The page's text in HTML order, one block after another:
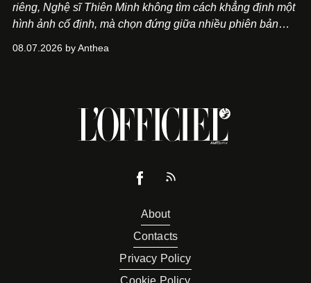
riêng, Nghệ sĩ Thiên Minh không tìm cách khẳng định một
hình ảnh cố định, mà chọn đứng giữa nhiều phiên bản
một bộ suit lụa - như một cách "take the risk" khác, ngoài
08.07.2026 by Anthea
About
Contacts
Privacy Policy